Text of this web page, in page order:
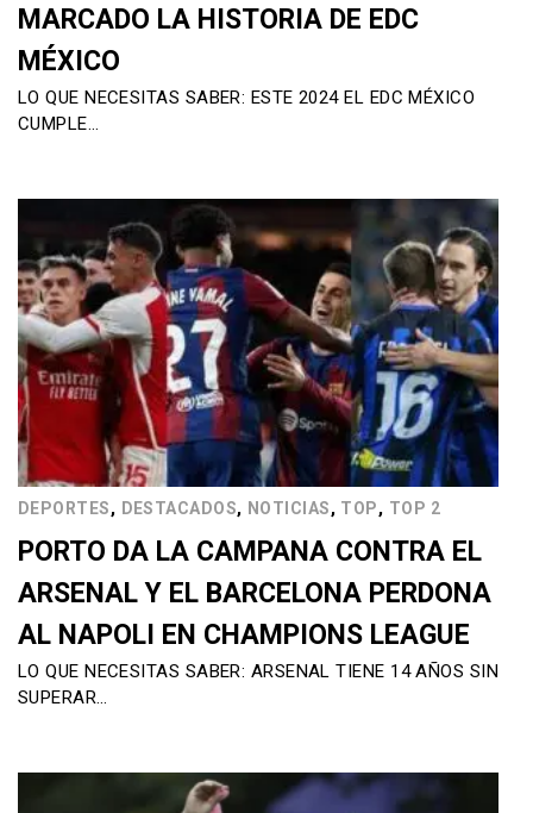
MARCADO LA HISTORIA DE EDC
MÉXICO
LO QUE NECESITAS SABER: ESTE 2024 EL EDC MÉXICO
CUMPLE…
DEPORTES, DESTACADOS, NOTICIAS, TOP, TOP 2
PORTO DA LA CAMPANA CONTRA EL
ARSENAL Y EL BARCELONA PERDONA
AL NAPOLI EN CHAMPIONS LEAGUE
LO QUE NECESITAS SABER: ARSENAL TIENE 14 AÑOS SIN
SUPERAR…